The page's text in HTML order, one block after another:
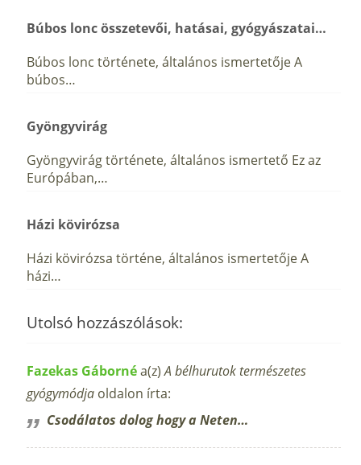
Búbos lonc összetevői, hatásai, gyógyászatai…
Búbos lonc története, általános ismertetője A
búbos…
Gyöngyvirág
Gyöngyvirág története, általános ismertető Ez az
Európában,…
Házi kövirózsa
Házi kövirózsa történe, általános ismertetője A
házi…
Utolsó hozzászólások:
Fazekas Gábornéa(z)A bélhurutok természetes
gyógymódja oldalon írta:
Csodálatos dolog hogy a Neten…